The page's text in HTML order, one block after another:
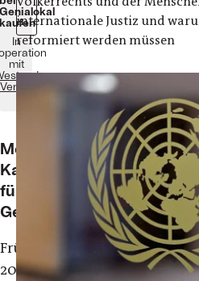
In
mit
Verlag
Mein
Kampf
für
Gerechtigkeit
Frühling
2021:
internationale Justiz und
reformiert werden müssen